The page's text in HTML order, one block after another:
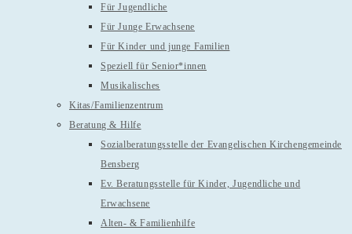
Für Jugendliche
Für Junge Erwachsene
Für Kinder und junge Familien
Speziell für Senior*innen
Musikalisches
Kitas/Familienzentrum
Beratung & Hilfe
Sozialberatungsstelle der Evangelischen Kirchengemeinde
Bensberg
Ev. Beratungsstelle für Kinder, Jugendliche und
Erwachsene
Alten- & Familienhilfe